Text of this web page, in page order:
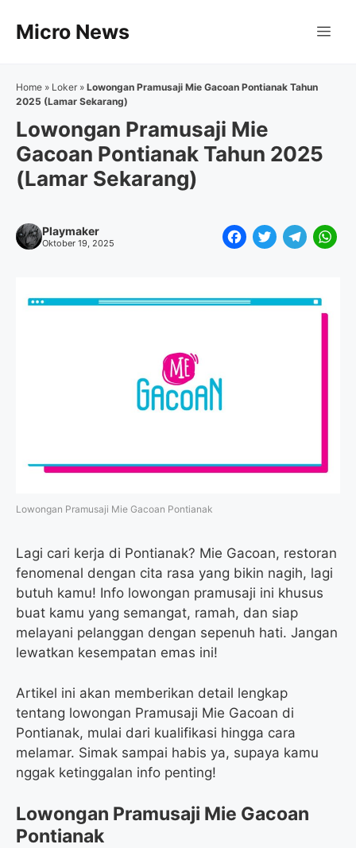
Micro News
Home » Loker » Lowongan Pramusaji Mie Gacoan Pontianak Tahun
2025 (Lamar Sekarang)
Lowongan Pramusaji Mie
Gacoan Pontianak Tahun 2025
(Lamar Sekarang)
Playmaker
Oktober 19, 2025
F
e
T
t
T
e
W
t
Lowongan Pramusaji Mie Gacoan Pontianak
Lagi cari kerja di Pontianak? Mie Gacoan, restoran
fenomenal dengan cita rasa yang bikin nagih, lagi
butuh kamu! Info lowongan pramusaji ini khusus
buat kamu yang semangat, ramah, dan siap
melayani pelanggan dengan sepenuh hati. Jangan
lewatkan kesempatan emas ini!
Artikel ini akan memberikan detail lengkap
tentang lowongan Pramusaji Mie Gacoan di
Pontianak, mulai dari kualifikasi hingga cara
melamar. Simak sampai habis ya, supaya kamu
nggak ketinggalan info penting!
Lowongan Pramusaji Mie Gacoan
Pontianak